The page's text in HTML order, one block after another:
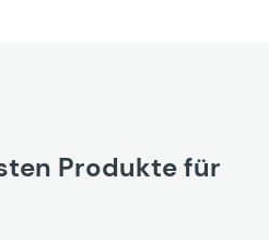
Produkte für